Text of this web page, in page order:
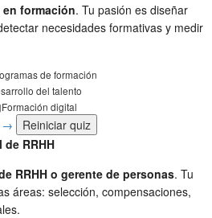
formación. Tu pasión es diseñar
necesidades formativas y medir
de formación
del talento
Formación digital
→
Reiniciar quiz
RRHH
RRHH o gerente de personas. Tu
áreas: selección, compensaciones,